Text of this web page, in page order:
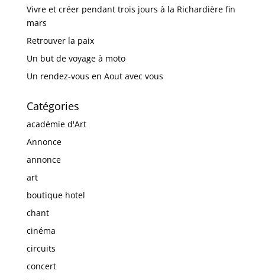
Vivre et créer pendant trois jours à la Richardière fin
mars
Retrouver la paix
Un but de voyage à moto
Un rendez-vous en Aout avec vous
Catégories
académie d'Art
Annonce
annonce
art
boutique hotel
chant
cinéma
circuits
concert